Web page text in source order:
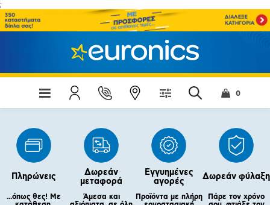
;
0
Πληρώνεις
...όπως θες! Με
Δωρεάν
μεταφορά
Άμεσα και
Εγγυημένες
αγορές
Προϊόντα με πλήρη
Δωρεάν φύλαξη
Πάρε τον χρόνο